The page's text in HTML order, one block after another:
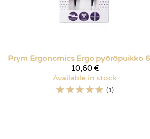
Prym Ergonomics
10,60 €
Available in stock
☆☆☆☆☆ (1)